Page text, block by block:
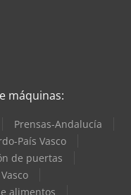
máquinas:
Prensas-Andalucía
País Vasco
de puertas
alimentos